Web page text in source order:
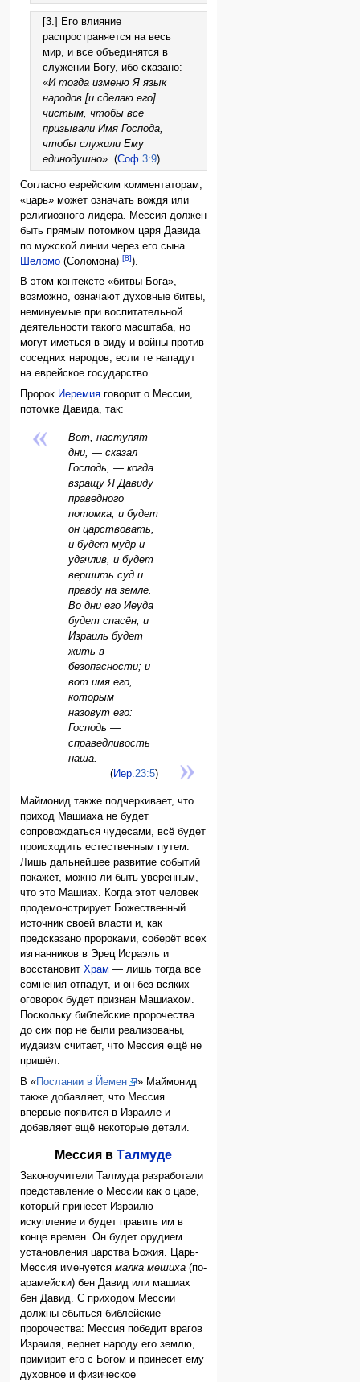
[3.] Его влияние
распространяется на весь
мир, и все объединятся в
служении Богу, ибо сказано:
«И тогда изменю Я язык
народов [и сделаю его]
чистым, чтобы все
призывали Имя Господа,
чтобы служили Ему
единодушно» (Соф.3:9)
Согласно еврейским комментаторам,
«царь» может означать вождя или
религиозного лидера. Мессия должен
быть прямым потомком царя Давида
по мужской линии через его сына
Шеломо (Соломона)[8]).
В этом контексте «битвы Бога»,
возможно, означают духовные битвы,
неминуемые при воспитательной
деятельности такого масштаба, но
могут иметься в виду и войны против
соседних народов, если те нападут
на еврейское государство.
Пророк Иеремия говорит о Мессии,
потомке Давида, так:
Вот, наступят
дни, — сказал
Господь, — когда
взращу Я Давиду
праведного
потомка, и будет
он царствовать,
и будет мудр и
удачлив, и будет
вершить суд и
правду на земле.
Во дни его Иеуда
будет спасён, и
Израиль будет
жить в
безопасности; и
вот имя его,
которым
назовут его:
Господь —
справедливость
наша.
(Иер.23:5)
Маймонид также подчеркивает, что
приход Машиаха не будет
сопровождаться чудесами, всё будет
происходить естественным путем.
Лишь дальнейшее развитие событий
покажет, можно ли быть уверенным,
что это Машиах. Когда этот человек
продемонстрирует Божественный
источник своей власти и, как
предсказано пророками, соберёт всех
изгнанников в Эрец Исраэль и
восстановитХрам — лишь тогда все
сомнения отпадут, и он без всяких
оговорок будет признан Машиахом.
Поскольку библейские пророчества
до сих пор не были реализованы,
иудаизм считает, что Мессия ещё не
пришёл.
В «Послании в Йемен
» Маймонид
также добавляет, что Мессия
впервые появится в Израиле и
добавляет ещё некоторые детали.
Мессия вТалмуде
Законоучители Талмуда разработали
представление о Мессии как о царе,
который принесет Израилю
искупление и будет править им в
конце времен. Он будет орудием
установления царства Божия. Царь-
Мессия именуетсямалка мешиха (по-
арамейски) бен Давид или машиах
бен Давид. С приходом Мессии
должны сбыться библейские
пророчества: Мессия победит врагов
Израиля, вернет народу его землю,
примирит его с Богом и принесет ему
духовное и физическое